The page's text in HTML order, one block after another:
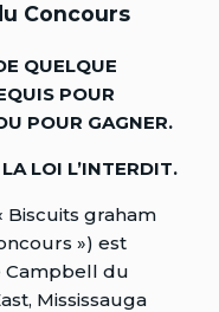
Concours
QUELQUE
POUR
POUR GAGNER.
LOI L’INTERDIT.
Biscuits graham
») est
Campbell du
Mississauga